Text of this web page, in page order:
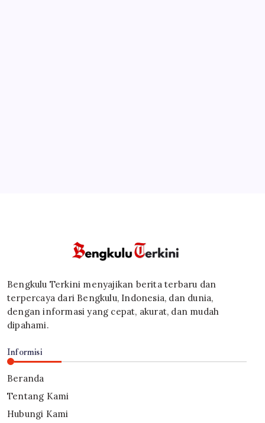
Bengkulu Terkini menyajikan berita terbaru dan
terpercaya dari Bengkulu, Indonesia, dan dunia,
dengan informasi yang cepat, akurat, dan mudah
dipahami.
Informisi
Beranda
Tentang Kami
Hubungi Kami